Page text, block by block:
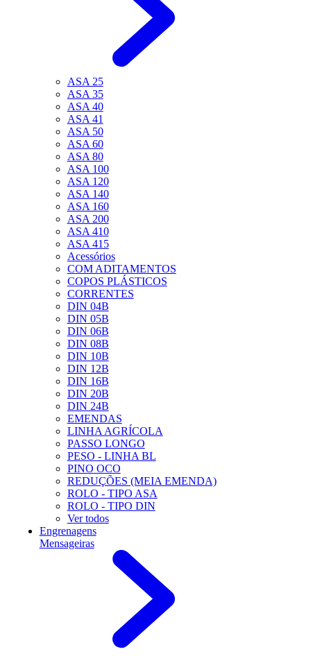
ASA 25
ASA 35
ASA 40
ASA 41
ASA 50
ASA 60
ASA 80
ASA 100
ASA 120
ASA 140
ASA 160
ASA 200
ASA 410
ASA 415
Acessórios
COM ADITAMENTOS
COPOS PLÁSTICOS
CORRENTES
DIN 04B
DIN 05B
DIN 06B
DIN 08B
DIN 10B
DIN 12B
DIN 16B
DIN 20B
DIN 24B
EMENDAS
LINHA AGRÍCOLA
PASSO LONGO
PESO - LINHA BL
PINO OCO
REDUÇÕES (MEIA EMENDA)
ROLO - TIPO ASA
ROLO - TIPO DIN
Ver todos
Engrenagens
Mensageiras